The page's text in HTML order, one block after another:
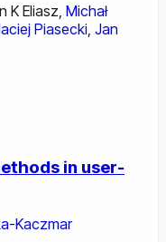
K Eliasz Michał
Piasecki Jan
in user-
Kaczmar